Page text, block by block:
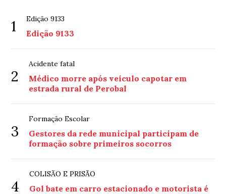
1 Edição 9133
Edição 9133
2
Acidente fatal
Médico morre após veículo capotar em
estrada rural de Perobal
3
Formação Escolar
Gestores da rede municipal participam de
formação sobre primeiros socorros
4
COLISÃO E PRISÃO
Gol bate em carro estacionado e motorista é